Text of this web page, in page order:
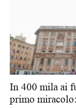
In 400 mila ai
primo